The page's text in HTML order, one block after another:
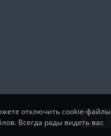
отключить cookie-файлы
Всегда рады видеть вас